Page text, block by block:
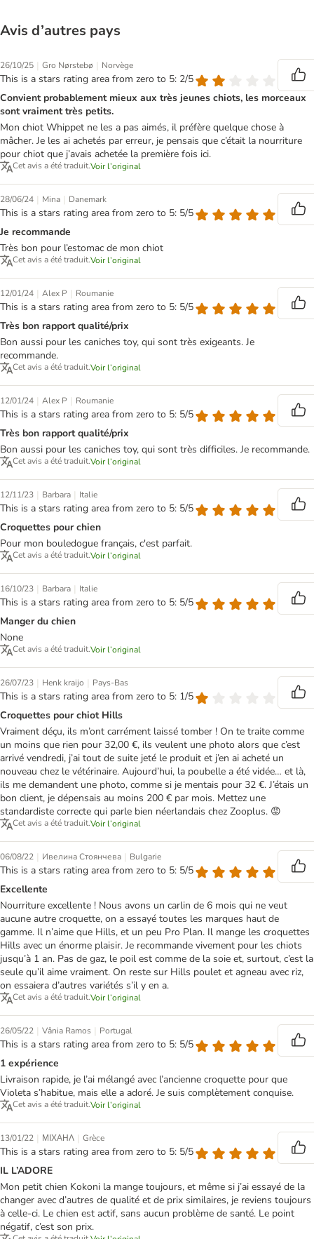
Avis d’autres pays
26/10/25 | Gro Nørstebø | Norvège
This is a stars rating area from zero to 5: 2/5
Convient probablement mieux aux très jeunes chiots, les morceaux
sont vraiment très petits.
Mon chiot Whippet ne les a pas aimés, il préfère quelque chose à
mâcher. Je les ai achetés par erreur, je pensais que c’était la nourriture
pour chiot que j’avais achetée la première fois ici.
Cet avis a été traduit.Voir l’original
28/06/24 | Mina | Danemark
This is a stars rating area from zero to 5: 5/5
Je recommande
Très bon pour l’estomac de mon chiot
Cet avis a été traduit.Voir l’original
12/01/24 | Alex P | Roumanie
This is a stars rating area from zero to 5: 5/5
Très bon rapport qualité/prix
Bon aussi pour les caniches toy, qui sont très exigeants. Je
recommande.
Cet avis a été traduit.Voir l’original
12/01/24 | Alex P | Roumanie
This is a stars rating area from zero to 5: 5/5
Très bon rapport qualité/prix
Bon aussi pour les caniches toy, qui sont très difficiles. Je recommande.
Cet avis a été traduit.Voir l’original
12/11/23 | Barbara | Italie
This is a stars rating area from zero to 5: 5/5
Croquettes pour chien
Pour mon bouledogue français, c'est parfait.
Cet avis a été traduit.Voir l’original
16/10/23 | Barbara | Italie
This is a stars rating area from zero to 5: 5/5
Manger du chien
None
Cet avis a été traduit.Voir l’original
26/07/23 | Henk kraijo | Pays-Bas
This is a stars rating area from zero to 5: 1/5
Croquettes pour chiot Hills
Vraiment déçu, ils m’ont carrément laissé tomber ! On te traite comme
un moins que rien pour 32,00 €, ils veulent une photo alors que c’est
arrivé vendredi, j’ai tout de suite jeté le produit et j’en ai acheté un
nouveau chez le vétérinaire. Aujourd’hui, la poubelle a été vidée… et là,
ils me demandent une photo, comme si je mentais pour 32 €. J’étais un
bon client, je dépensais au moins 200 € par mois. Mettez une
standardiste correcte qui parle bien néerlandais chez Zooplus. 😡
Cet avis a été traduit.Voir l’original
06/08/22 | Ивелина Стоянчева | Bulgarie
This is a stars rating area from zero to 5: 5/5
Excellente
Nourriture excellente ! Nous avons un carlin de 6 mois qui ne veut
aucune autre croquette, on a essayé toutes les marques haut de
gamme. Il n’aime que Hills, et un peu Pro Plan. Il mange les croquettes
Hills avec un énorme plaisir. Je recommande vivement pour les chiots
jusqu’à 1 an. Pas de gaz, le poil est comme de la soie et, surtout, c’est la
seule qu’il aime vraiment. On reste sur Hills poulet et agneau avec riz,
on essaiera d’autres variétés s’il y en a.
Cet avis a été traduit.Voir l’original
26/05/22 | Vânia Ramos | Portugal
This is a stars rating area from zero to 5: 5/5
1 expérience
Livraison rapide, je l’ai mélangé avec l’ancienne croquette pour que
Violeta s’habitue, mais elle a adoré. Je suis complètement conquise.
Cet avis a été traduit.Voir l’original
13/01/22 | ΜΙΧΑΗΛ | Grèce
This is a stars rating area from zero to 5: 5/5
IL L’ADORE
Mon petit chien Kokoni la mange toujours, et même si j’ai essayé de la
changer avec d’autres de qualité et de prix similaires, je reviens toujours
à celle-ci. Le chien est actif, sans aucun problème de santé. Le point
négatif, c’est son prix.